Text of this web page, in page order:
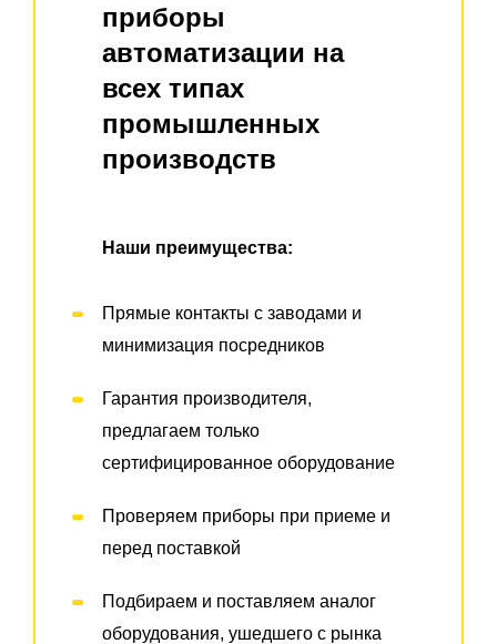
приборы
автоматизации на
всех типах
промышленных
производств
Наши преимущества:
Прямые контакты с заводами и
минимизация посредников
Гарантия производителя,
предлагаем только
сертифицированное оборудование
Проверяем приборы при приеме и
перед поставкой
Подбираем и поставляем аналог
оборудования, ушедшего с рынка